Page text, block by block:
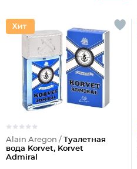
Alain Aregon / Туалетная
вода Korvet, Korvet
Admiral